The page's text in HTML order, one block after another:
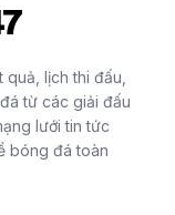
lịch thi đấu,
từ các giải đấu
lưới tin tức
bóng đá toàn